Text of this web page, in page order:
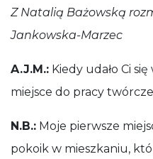
Z Natalią Bażowską
Z Natalią Bażowską
Jankowska-Marzec
A.J.M.: Kiedy udało Ci
miejsce do pracy
N.B.: Moje pierwsze
pokoik w mieszkaniu,